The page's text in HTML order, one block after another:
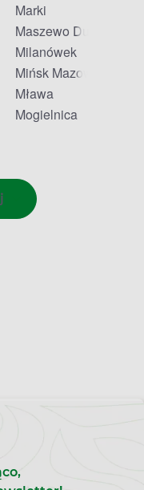
Marki
Maszewo Duże
Milanówek
Mińsk Mazowiecki
Mława
Mogielnica